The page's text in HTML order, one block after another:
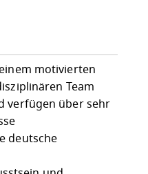
motivierten
Team
verfügen über sehr
deutsche